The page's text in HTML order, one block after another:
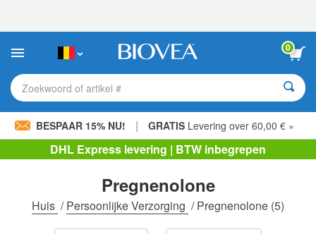
Deze
bevat
toegankelijkheidssysteem.
0
Zoekwoord of artikel #
BESPAAR 15% NU! | GRATIS Levering over 60,00 € »
DHL Express levering | BTW inbegrepen
Pregnenolone
Huis /Persoonlijke Verzorging /Pregnenolone (5)